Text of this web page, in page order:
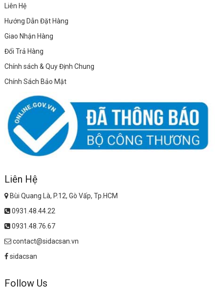
Liên Hệ
Hướng Dẫn Đặt Hàng
Giao Nhận Hàng
Đổi Trả Hàng
Chính sách & Quy Định Chung
Chính Sách Bảo Mật
Liên Hệ
Bùi Quang Là, P.12, Gò Vấp, Tp.HCM
0931.48.44.22
0931.48.76.67
contact@sidacsan.vn
sidacsan
Follow Us